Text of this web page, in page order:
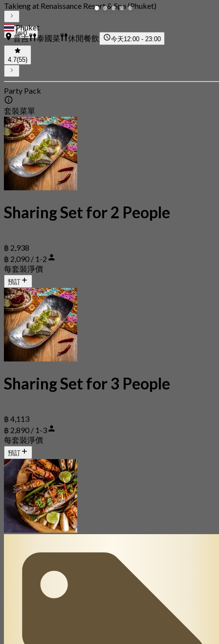
0
Takieng at Renaissance Resort & Spa (Phuket)
Phuket
普吉
泰國菜 休閒餐飲 今天12:00 - 23:00
4.7(55)
Party Pack
套裝菜單
Sharing Set for 2 People
฿ 2,938
฿ 2,090 / 1-2
每套裝淨價
預訂
Sharing Set for 3 People
฿ 4,113
฿ 2,890 / 1-3
每套裝淨價
預訂